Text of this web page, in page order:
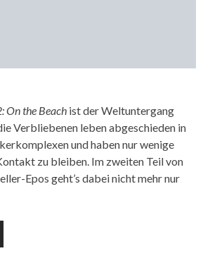
On the Beach ist der Weltuntergang
Verbliebenen leben abgeschieden in
und haben nur wenige
zu bleiben. Im zweiten Teil von
Epos geht’s dabei nicht mehr nur